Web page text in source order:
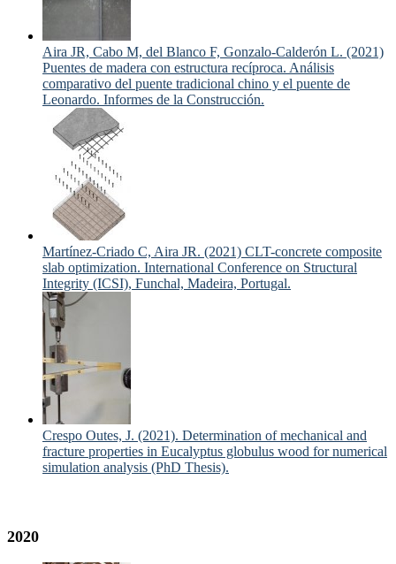
Aira JR, Cabo M, del Blanco F, Gonzalo-Calderón L. (2021)
Puentes de madera con estructura recíproca. Análisis
comparativo del puente tradicional chino y el puente de
Leonardo. Informes de la Construcción.
Martínez-Criado C, Aira JR. (2021) CLT-concrete composite
slab optimization. International Conference on Structural
Integrity (ICSI), Funchal, Madeira, Portugal.
Crespo Outes, J. (2021). Determination of mechanical and
fracture properties in Eucalyptus globulus wood for numerical
simulation analysis (PhD Thesis).
2020